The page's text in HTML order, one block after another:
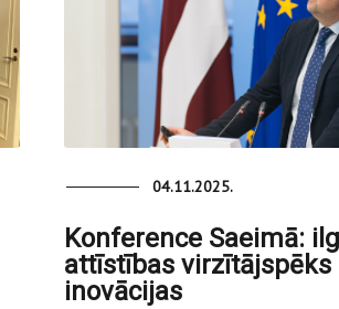
04.11.2025.
Konference Saeimā:
attīstības virzītājspēks
inovācijas